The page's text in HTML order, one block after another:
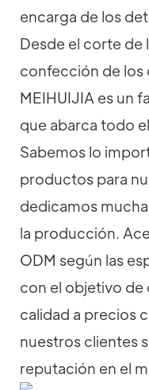
encarga de los
Desde el corte de
confección de los
MEIHUIJIA es un
que abarca todo
Sabemos lo
productos para
dedicamos
la producción.
ODM según las
con el objetivo de
calidad a precios
nuestros clientes
reputación en el